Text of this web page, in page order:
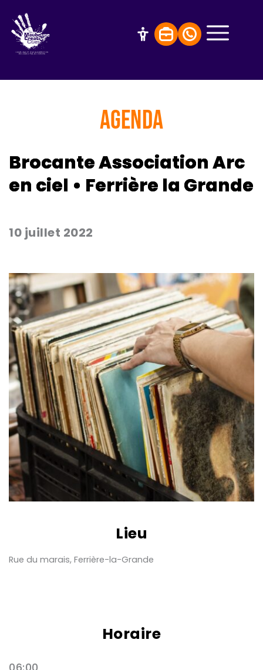
AGENDA
Brocante Association Arc
en ciel • Ferrière la Grande
10 juillet 2022
Lieu
Rue du marais, Ferrière-la-Grande
Horaire